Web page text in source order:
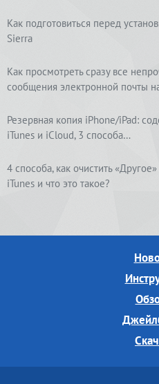
Как подготовиться перед
Sierra
Как просмотреть сразу все
сообщения электронной почты
Резервная копия iPhone/iPad:
iTunes и iCloud, 3 способа…
4 способа, как очистить
iTunes и что это такое?